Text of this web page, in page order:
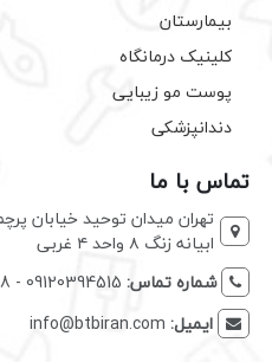
بیمارستان
کلینیک درمانگاه
پوست مو زیبایی
دندانپزشکی
تماس با ما
ابیانه زنگ ۸ واحد ۴ غربی
شماره تماس: 09120394515 - 09120394508
ایمیل: info@btbiran.com